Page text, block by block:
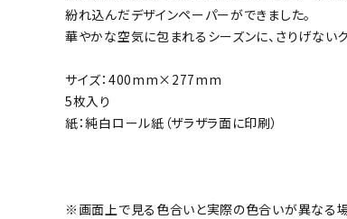
紛れ込んだデザインペーパーができました。
華やかな空気に包まれるシーズンに、さりげない
サイズ：400mm×277mm
5枚入り
紙：純白ロール紙（ザラザラ面に印刷）
※画面上で見る色合いと実際の色合いが異なる場